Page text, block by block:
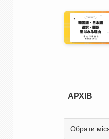
АРХІВ